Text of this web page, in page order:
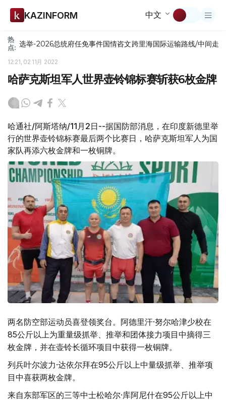
KAZINFORM 中文
热
点: 选举-2026总统府任免事件国情咨文跨里海国际运输路线/中间走廊
12:21, 02 11月 2022
哈萨克斯坦军人世界壶铃锦标赛斩获6枚金牌
哈通社/阿斯塔纳/11月2日--据国防部消息，在印度新德里举
行的世界壶铃锦标赛最后两个比赛日，哈萨克斯坦军人为国
家队再添六枚金牌和一枚铜牌。
两名防空部运动员喜登领奖台。阿德里汗·努尔哈津少校在
85公斤以上为重量级抓举、推举和团体接力项目中摘得三
枚金牌，并在壶铃长循环项目中获得一枚铜牌。
列兵叶尔波力·达依尔拜在95公斤以上中量级抓举、推举项
目中喜获两枚金牌。
来自东部军区的三等中士松哈尔·库阿尼什在95公斤以上中